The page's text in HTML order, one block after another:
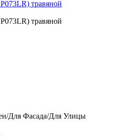
Для Фасада/Для Улицы